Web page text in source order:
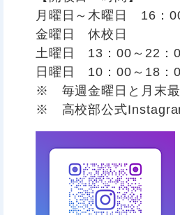
月曜日～木曜日 16：
金曜日 休校日
土曜日 13：00～22：
日曜日 10：00～18：
※ 毎週金曜日と月末最
※ 高校部公式